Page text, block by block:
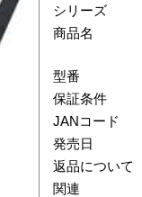
シリーズ
商品名
型番
保証条件
JANコード
発売日
返品について
関連